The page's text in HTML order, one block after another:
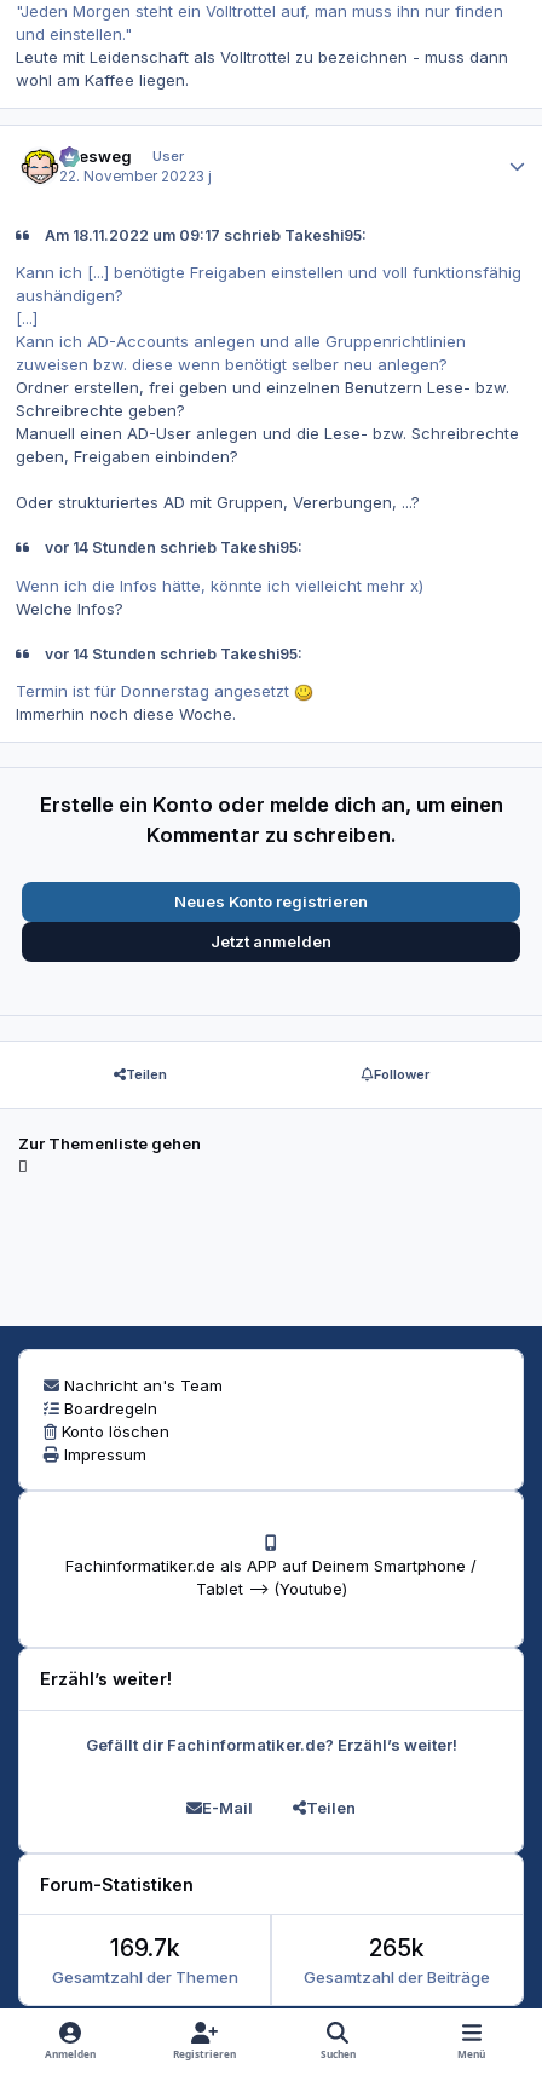
"Jeden Morgen steht ein Volltrottel auf, man muss ihn nur finden
und einstellen."
Leute mit Leidenschaft als Volltrottel zu bezeichnen - muss dann
wohl am Kaffee liegen.
allesweg
User
22. November 20223 j
Am 18.11.2022 um 09:17 schrieb Takeshi95:
Kann ich [...] benötigte Freigaben einstellen und voll funktionsfähig
aushändigen?
[...]
Kann ich AD-Accounts anlegen und alle Gruppenrichtlinien
zuweisen bzw. diese wenn benötigt selber neu anlegen?
Ordner erstellen, frei geben und einzelnen Benutzern Lese- bzw.
Schreibrechte geben?
Manuell einen AD-User anlegen und die Lese- bzw. Schreibrechte
geben, Freigaben einbinden?
Oder strukturiertes AD mit Gruppen, Vererbungen, ...?
vor 14 Stunden schrieb Takeshi95:
Wenn ich die Infos hätte, könnte ich vielleicht mehr x)
Welche Infos?
vor 14 Stunden schrieb Takeshi95:
Termin ist für Donnerstag angesetzt
Immerhin noch diese Woche.
Erstelle ein Konto oder melde dich an, um einen
Kommentar zu schreiben.
Neues Konto registrieren
Jetzt anmelden
Teilen Follower
Zur Themenliste gehen
Nachricht an's Team
Boardregeln
Konto löschen
Impressum
Fachinformatiker.de als APP auf Deinem Smartphone /
Tablet --> (Youtube)
Erzähl’s weiter!
Gefällt dir Fachinformatiker.de? Erzähl’s weiter!
E-Mail Teilen
Forum-Statistiken
Gesamtzahl der Themen
169.7k
Gesamtzahl der Beiträge
265k
Heller Modus
Dunkler Modus
Systemeinstellung
Anmelden Registrieren Suchen Menü